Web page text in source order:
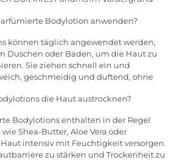
Bodylotion anwenden?
können täglich angewendet werden,
Duschen oder Baden, um die Haut zu
Sie ziehen schnell ein und
geschmeidig und duftend, ohne
die Haut austrocknen?
Bodylotions enthalten in der Regel
Shea-Butter, Aloe Vera oder
intensiv mit Feuchtigkeit versorgen.
zu stärken und Trockenheit zu